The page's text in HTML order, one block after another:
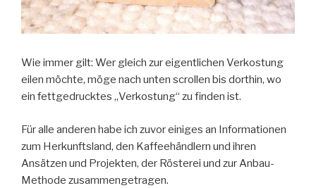
Wie immer gilt: Wer gleich zur eigentlichen Verkostung
eilen möchte, möge nach unten scrollen bis dorthin, wo
ein fettgedrucktes „Verkostung“ zu finden ist.
Für alle anderen habe ich zuvor einiges an Informationen
zum Herkunftsland, den Kaffeehändlern und ihren
Ansätzen und Projekten, der Rösterei und zur Anbau-
Methode zusammengetragen.